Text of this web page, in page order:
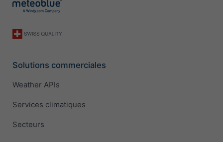
Solutions commerciales
Weather APIs
Services climatiques
Secteurs